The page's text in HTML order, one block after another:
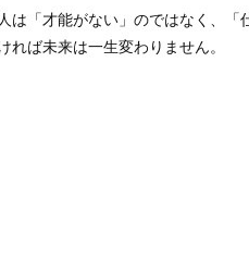
は「才能がない」のではなく、
れば未来は一生変わりません。